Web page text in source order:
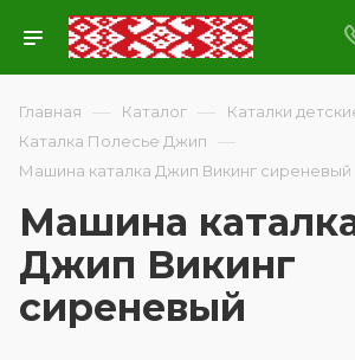
Главная — Каталог — Каталки
Каталка Полесье Джип —
Машина каталка Джип Викинг сиреневый
Машина
Джип Викинг
сиреневый